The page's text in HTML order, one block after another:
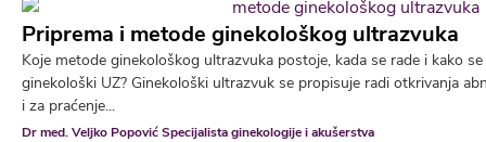
Priprema i metode ginekološkog ultrazvuka
Koje metode ginekološkog ultrazvuka postoje, kada se rade i kako
ginekološki UZ? Ginekološki ultrazvuk se propisuje radi otkrivanja
i za praćenje...
Dr med. Veljko Popović Specijalista ginekologije i akušerstva